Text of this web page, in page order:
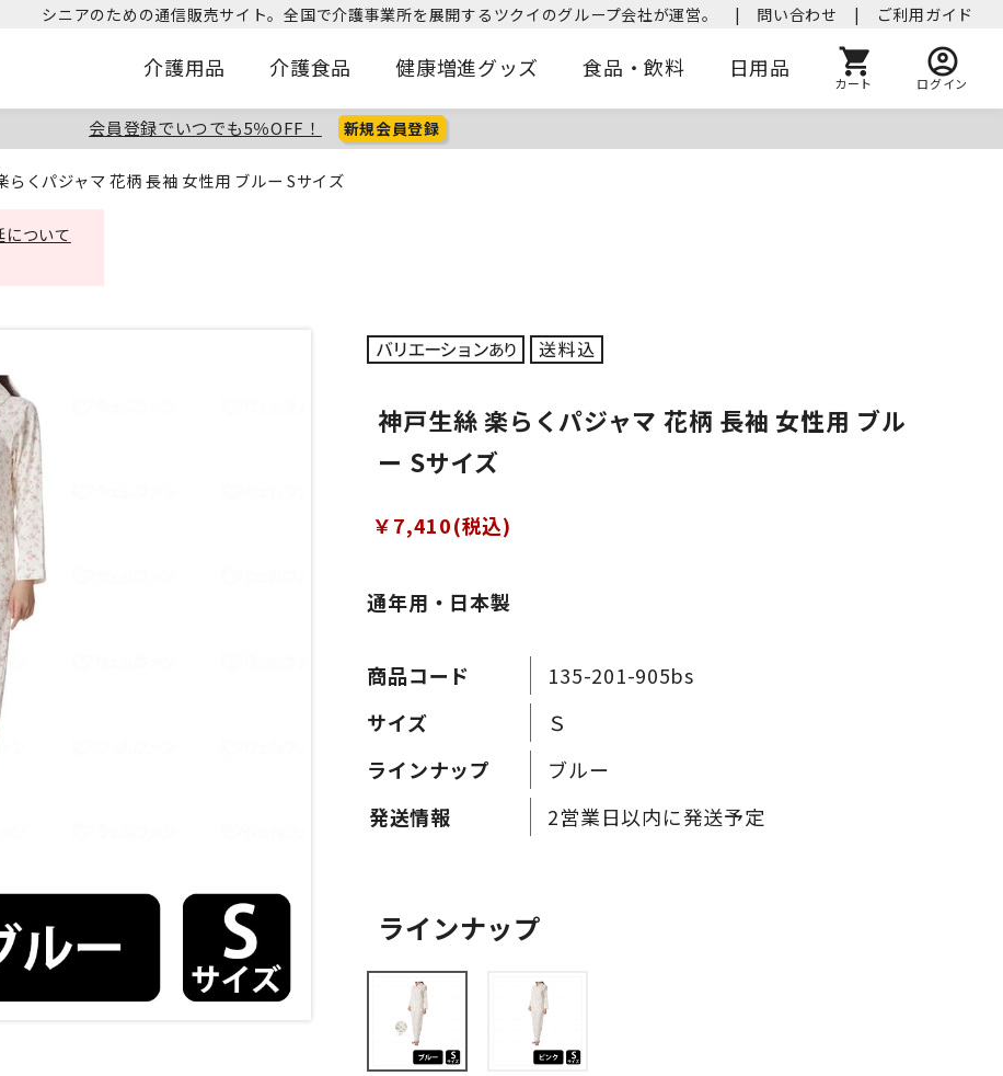
シニアのための通信販売サイト。全国で介護事業所を展開するツクイのグループ会社が運営。 | 問い合わせ | ご利用ガイド
介護用品 介護食品 健康増進グッズ 食品・飲料 日用品
カート ログイン
会員登録でいつでも5％OFF！ 新規会員登録
らくパジャマ 花柄 長袖 女性用 ブルー Sサイズ
ついて
通年用・日本製
神戸生絲 楽らくパジャマ 花柄 長袖 女性用 ブル
ー Sサイズ
￥7,410(税込)
商品コード
135-201-905bs
サイズ
Ｓ
ラインナップ
ブルー
2営業日以内に発送予定
ラインナップ